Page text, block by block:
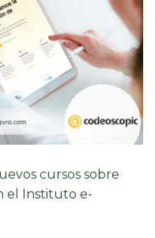
cursos sobre
el Instituto e-